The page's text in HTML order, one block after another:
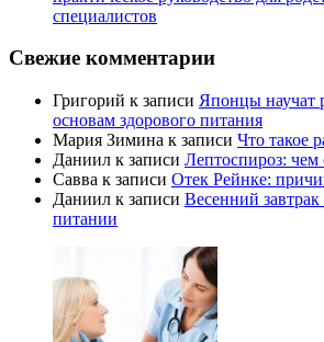
специалистов
Свежие комментарии
Григорий к записи Японцы научат
основам здорового питания
Мария Зимина к записи Что такое
Даниил к записи Лептоспироз:
Савва к записи Отек Рейнке:
Даниил к записи Весенний
питании